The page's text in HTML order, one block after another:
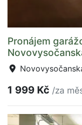
Pronájem
1 999 Kč /za